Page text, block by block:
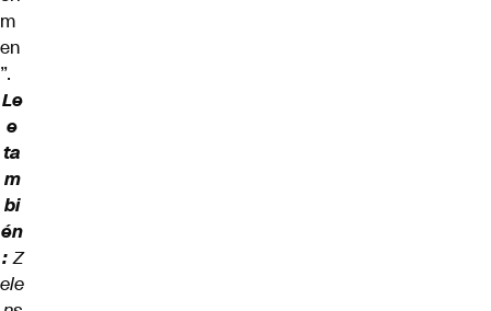
m
en
”.
Le
e
ta
m
bi
én
: Z
ele